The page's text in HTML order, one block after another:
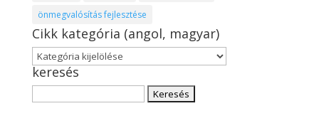
önmegvalósítás fejlesztése
Cikk kategória (angol, magyar)
Cikk
kategória
(angol,
magyar)
keresés